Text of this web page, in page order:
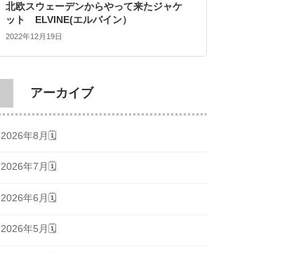
北欧スウェーデンからやって来たジャケ
ット ELVINE(エルバイン）
2022年12月19日
アーカイブ
2026年8月🗓
2026年7月🗓
2026年6月🗓
2026年5月🗓